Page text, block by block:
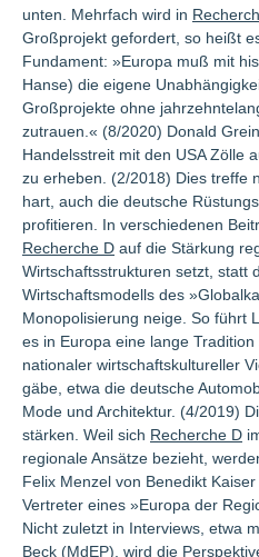
unten. Mehrfach wird in
Großprojekt gefordert, so heißt
Fundament: »Europa muß mit
Hanse) die eigene
Großprojekte ohne
zutrauen.« (8/2020) Donald
Handelsstreit mit den USA Zölle
zu erheben. (2/2018) Dies treffe
hart, auch die deutsche
profitieren. In verschiedenen
Recherche D auf die Stärkung
Wirtschaftsstrukturen setzt, statt
Wirtschaftsmodells des
Monopolisierung neige. So führt
es in Europa eine lange
nationaler wirtschaftskultureller
gäbe, etwa die deutsche
Mode und Architektur. (4/2019)
stärken. Weil sich Recherche D
regionale Ansätze bezieht,
Felix Menzel von Benedikt
Vertreter eines »Europa der
Nicht zuletzt in Interviews, etwa
Beck (MdEP), wird die